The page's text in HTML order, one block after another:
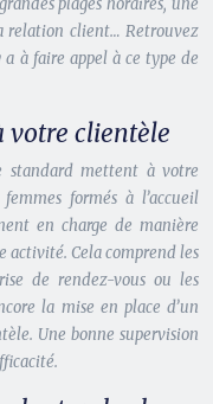
plages horaires, une
relation client… Retrouvez
à faire appel à ce type de
votre clientèle
standard mettent à votre
formés à l’accueil
en charge de manière
activité. Cela comprend les
de rendez-vous ou les
la mise en place d’un
Une bonne supervision